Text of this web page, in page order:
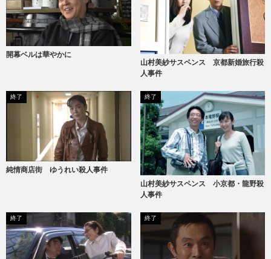
開幕ベルは華やかに
山村美紗サスペンス 京都新婚旅行殺
人事件
終了
純情商店街 ゆうれい殺人事件
終了
山村美紗サスペンス 小京都・龍野殺
人事件
終了 終了